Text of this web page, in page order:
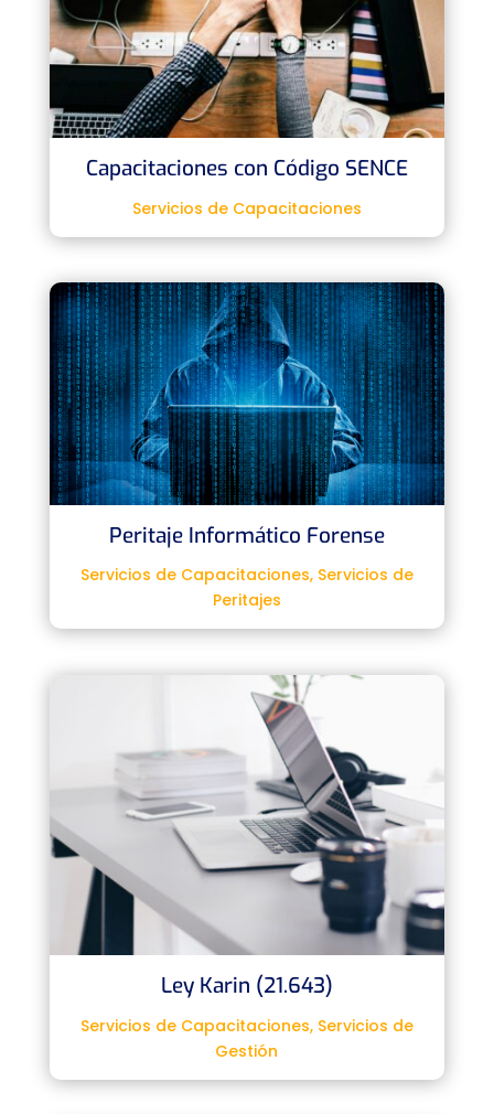
Capacitaciones con Código SENCE
Servicios de Capacitaciones
Peritaje Informático Forense
Servicios de Capacitaciones, Servicios de
Peritajes
Ley Karin (21.643)
Servicios de Capacitaciones, Servicios de
Gestión